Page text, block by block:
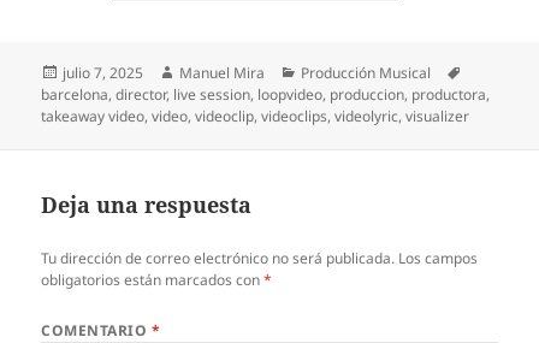
Publicado
el
julio 7, 2025 Autor
Manuel Mira Categorías
Producción Musical
barcelona,director, live session, loopvideo, produccion, productora,
takeaway video,video,videoclip,videoclips,videolyric,visualizer
Deja una respuesta
Tu dirección de correo electrónico no será publicada. Los campos
obligatorios están marcados con*
COMENTARIO *